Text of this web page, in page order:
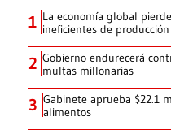
1 La economía global
ineficientes de
2 Gobierno endurecerá
multas millonarias
3 Gabinete aprueba $22.1
alimentos